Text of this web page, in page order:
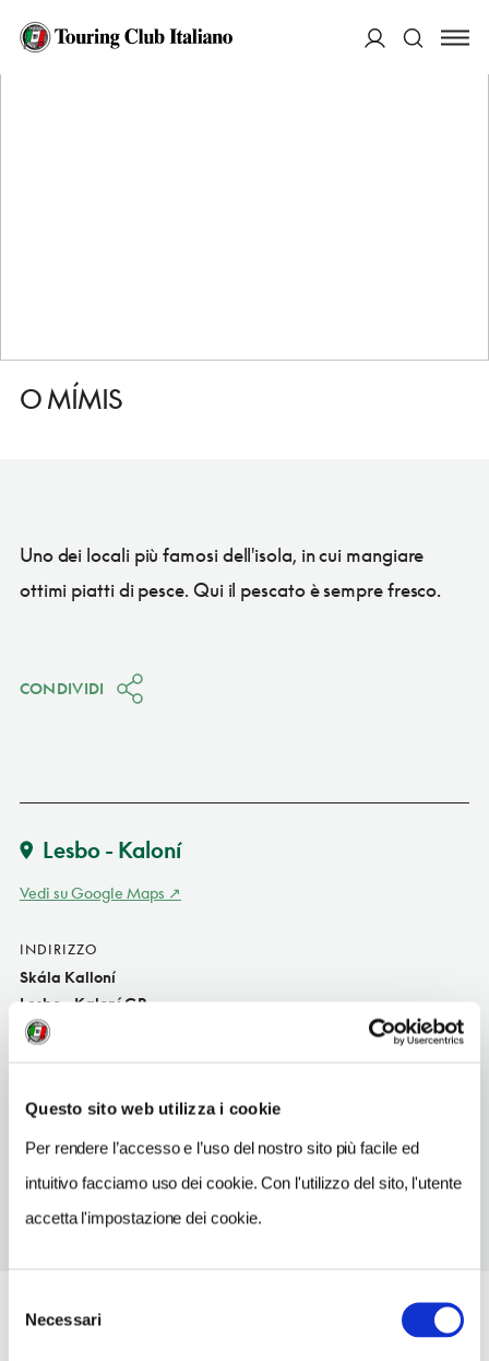
Questo sito web utilizza i cookie
Per rendere l’accesso e l’uso del nostro sito più facile ed
intuitivo facciamo uso dei cookie. Con l'utilizzo del sito, l'utente
accetta l'impostazione dei cookie.
delNecessari
HOME
O MÍMIS
Uno dei locali più famosi dell'isola, in cui mangiare
ottimi piatti di pesce. Qui il pescato è sempre fresco.
CONDIVIDI
Lesbo - Kaloní
Vedi su Google Maps
INDIRIZZO
Skála Kalloní
Lesbo - Kaloní GR
TELEFONO
TIPO DI CUCINA
di pesc